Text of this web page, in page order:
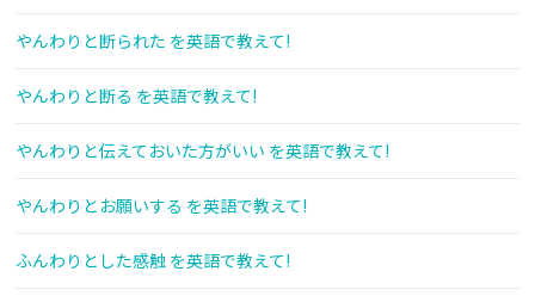
やんわりと断られた を英語で教えて!
やんわりと断る を英語で教えて!
やんわりと伝えておいた方がいい を英語で教えて!
やんわりとお願いする を英語で教えて!
ふんわりとした感触 を英語で教えて!